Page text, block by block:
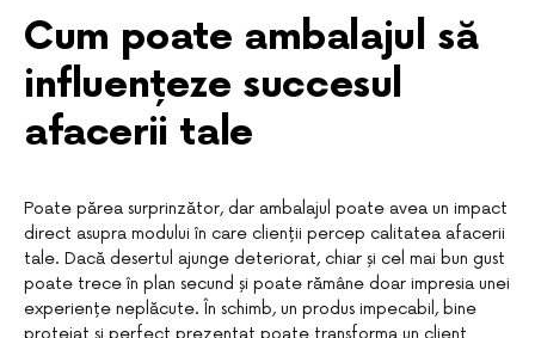
Cum poate ambalajul să
influențeze succesul
afacerii tale
Poate părea surprinzător, dar ambalajul poate avea un impact
direct asupra modului în care clienții percep calitatea afacerii
tale. Dacă desertul ajunge deteriorat, chiar și cel mai bun gust
poate trece în plan secund și poate rămâne doar impresia unei
experiențe neplăcute. În schimb, un produs impecabil, bine